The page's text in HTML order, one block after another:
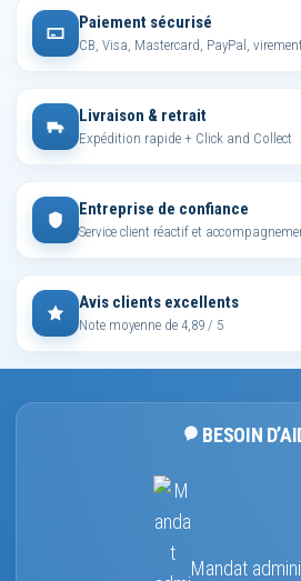
Paiement sécurisé
CB, Visa, Mastercard, PayPal, virement
Livraison & retrait
Expédition rapide + Click and Collect
Entreprise de confiance
Service client réactif et
Avis clients excellents
Note moyenne de 4,89 / 5
BESOIN
Mandat